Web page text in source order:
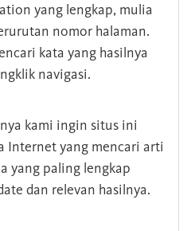
yang lengkap, mulia
nomor halaman.
kata yang hasilnya
navigasi.
kami ingin situs ini
Internet yang mencari arti
yang paling lengkap
dan relevan hasilnya.